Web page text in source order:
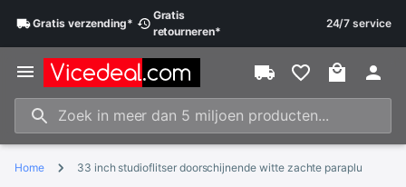
Gratisverzending*
Gratis
retourneren*
24/7 service
Home 33 inch studioflitser doorschijnende witte zachte paraplu